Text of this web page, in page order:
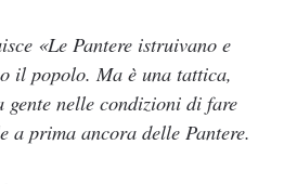
«Le Pantere istruivano e
il popolo. Ma è una tattica,
gente nelle condizioni di fare
a prima ancora delle Pantere.